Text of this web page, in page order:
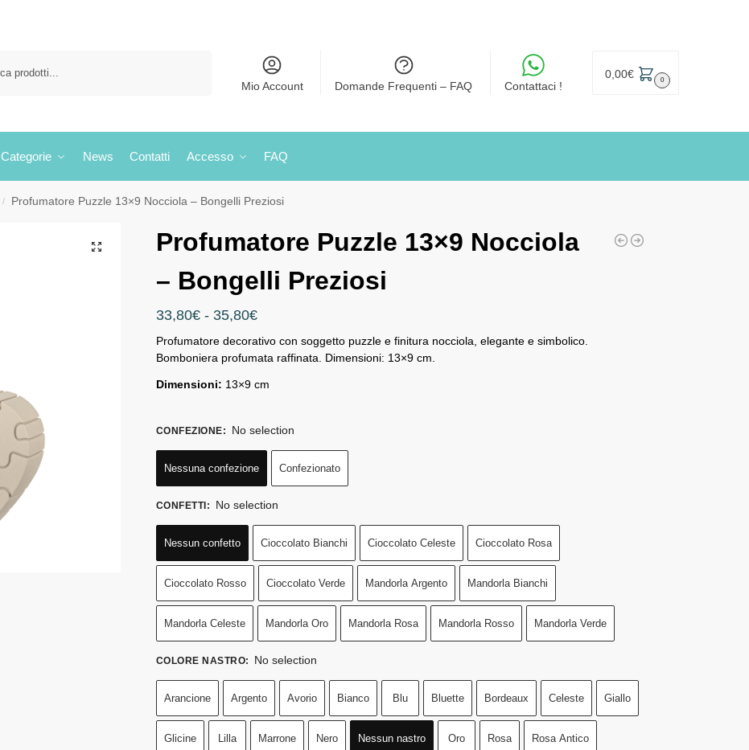
Mio Account Domande Frequenti – FAQ Contattaci !
0,00€ 0
Categorie News Contatti Accesso FAQ
/ Profumatore Puzzle 13×9 Nocciola – Bongelli Preziosi
Profumatore Puzzle 13×9 Nocciola
– Bongelli Preziosi
33,80€ - 35,80€
Profumatore decorativo con soggetto puzzle e finitura nocciola, elegante e simbolico.
Bomboniera profumata raffinata. Dimensioni: 13×9 cm.
Dimensioni: 13×9 cm
CONFEZIONE: No selection
Nessuna confezione Confezionato
CONFETTI: No selection
Nessun confetto Cioccolato Bianchi Cioccolato Celeste Cioccolato Rosa
Cioccolato Rosso Cioccolato Verde Mandorla Argento Mandorla Bianchi
Mandorla Celeste Mandorla Oro Mandorla Rosa Mandorla Rosso Mandorla Verde
COLORE NASTRO: No selection
Arancione Argento Avorio Bianco Blu Bluette Bordeaux Celeste Giallo
Glicine Lilla Marrone Nero Nessun nastro Oro Rosa Rosa Antico